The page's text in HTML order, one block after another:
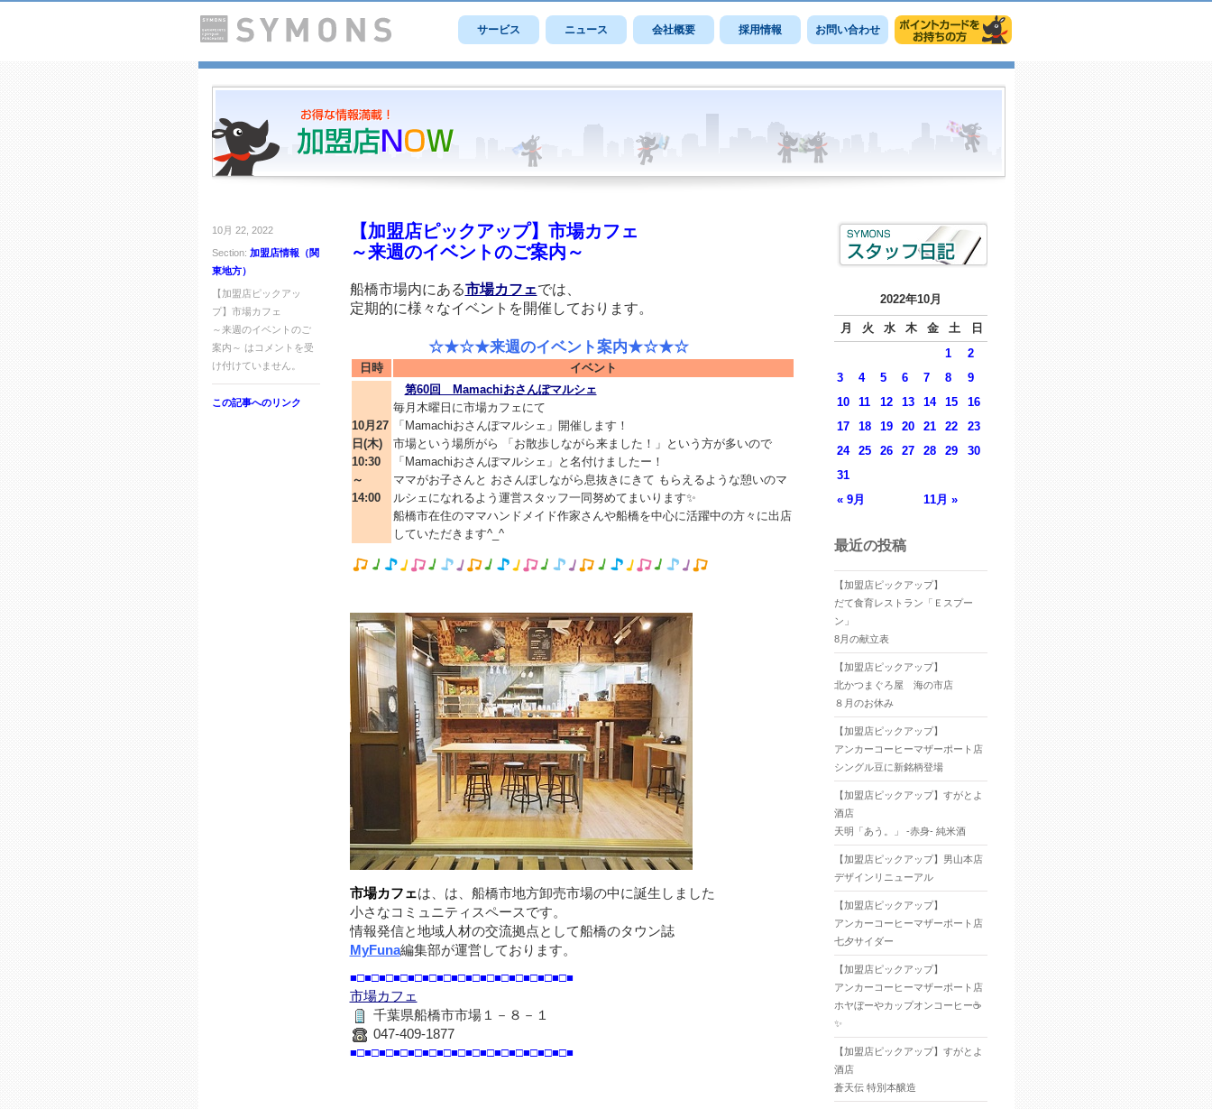
サービス ニュース 会社概要 採用情報 お問い合わせ
10月 22, 2022
Section: 加盟店情報（関
東地方）
【加盟店ピックアッ
プ】市場カフェ
～来週のイベントのご
案内～ は コメントを受
け付けていません。
この記事へのリンク
【加盟店ピックアップ】市場カフェ
～来週のイベントのご案内～
船橋市場内にある市場カフェでは、
定期的に様々なイベントを開催しております。
☆★☆★来週のイベント案内★☆★☆
日時 イベント
10月27
日(木)
10:30
～
14:00
第60回 Mamachiおさんぽマルシェ
毎月木曜日に市場カフェにて
「Mamachiおさんぽマルシェ」開催します！
市場という場所がら 「お散歩しながら来ました！」という方が多いので
「Mamachiおさんぽマルシェ」と名付けましたー！
ママがお子さんと おさんぽしながら息抜きにきて もらえるような憩いのマ
ルシェになれるよう運営スタッフ一同努めてまいります✨
船橋市在住のママハンドメイド作家さんや船橋を中心に活躍中の方々に出店
していただきます^_^
市場カフェは、は、船橋市地方卸売市場の中に誕生しました
小さなコミュニティスペースです。
情報発信と地域人材の交流拠点として船橋のタウン誌
MyFuna編集部が運営しております。
■□■□■□■□■□■□■□■□■□■□■□■□■□■□■□■
市場カフェ
千葉県船橋市市場１－８－１
047-409-1877
■□■□■□■□■□■□■□■□■□■□■□■□■□■□■□■
2022年10月
月 火 水 木 金 土 日
« 9月 11月 »
1
2
3
4 5 6 7 8
9
10
11 12 13 14 15
16
17
18 19 20 21 22
23
24
25 26 27 28 29
30
31
最近の投稿
【加盟店ピックアップ】
だて食育レストラン「Ｅスプー
ン」
8月の献立表
【加盟店ピックアップ】
北かつまぐろ屋 海の市店
８月のお休み
【加盟店ピックアップ】
アンカーコーヒーマザーポート店
シングル豆に新銘柄登場
【加盟店ピックアップ】すがとよ
酒店
天明「あう。」 -赤身- 純米酒
【加盟店ピックアップ】男山本店
デザインリニューアル
【加盟店ピックアップ】
アンカーコーヒーマザーポート店
七夕サイダー
【加盟店ピックアップ】
アンカーコーヒーマザーポート店
ホヤぼーやカップオンコーヒー☕
✨
【加盟店ピックアップ】すがとよ
酒店
蒼天伝 特別本醸造